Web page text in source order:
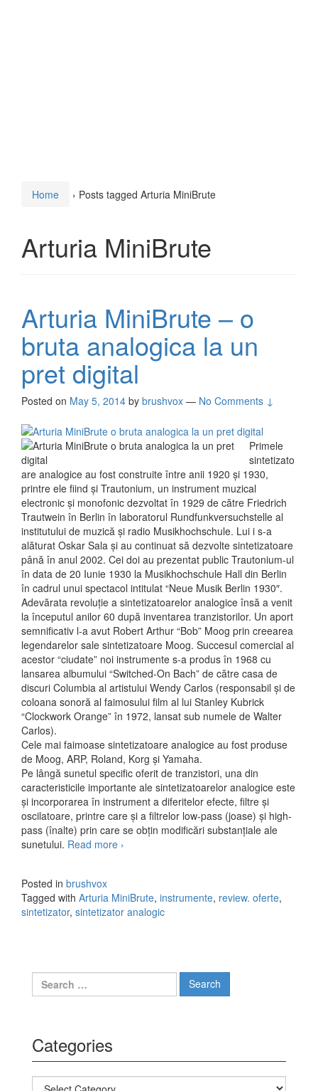
Home › Posts tagged Arturia MiniBrute
Arturia MiniBrute
Arturia MiniBrute – o
bruta analogica la un
pret digital
Posted on May 5, 2014 by brushvox — No Comments ↓
Primele
sintetizato
are analogice au fost construite între anii 1920 și 1930,
printre ele fiind și Trautonium, un instrument muzical
electronic și monofonic dezvoltat în 1929 de către Friedrich
Trautwein în Berlin în laboratorul Rundfunkversuchstelle al
institutului de muzică și radio Musikhochschule. Lui i s-a
alăturat Oskar Sala și au continuat să dezvolte sintetizatoare
până în anul 2002. Cei doi au prezentat public Trautonium-ul
în data de 20 Iunie 1930 la Musikhochschule Hall din Berlin
în cadrul unui spectacol intitulat “Neue Musik Berlin 1930″.
Adevărata revoluție a sintetizatoarelor analogice însă a venit
la începutul anilor 60 după inventarea tranzistorilor. Un aport
semnificativ l-a avut Robert Arthur “Bob” Moog prin creearea
legendarelor sale sintetizatoare Moog. Succesul comercial al
acestor “ciudate” noi instrumente s-a produs în 1968 cu
lansarea albumului “Switched-On Bach” de către casa de
discuri Columbia al artistului Wendy Carlos (responsabil și de
coloana sonoră al faimosului film al lui Stanley Kubrick
“Clockwork Orange” în 1972, lansat sub numele de Walter
Carlos).
Cele mai faimoase sintetizatoare analogice au fost produse
de Moog, ARP, Roland, Korg și Yamaha.
Pe lângă sunetul specific oferit de tranzistori, una din
caracteristicile importante ale sintetizatoarelor analogice este
și incorporarea în instrument a diferitelor efecte, filtre și
oscilatoare, printre care și a filtrelor low-pass (joase) și high-
pass (înalte) prin care se obțin modificări substanțiale ale
sunetului. Read more Arturia MiniBrute – o bruta analogica la
›
Posted in brushvox
Tagged with Arturia MiniBrute, instrumente, review. oferte,
sintetizator, sintetizator analogic
Search for:
Categories
Categories